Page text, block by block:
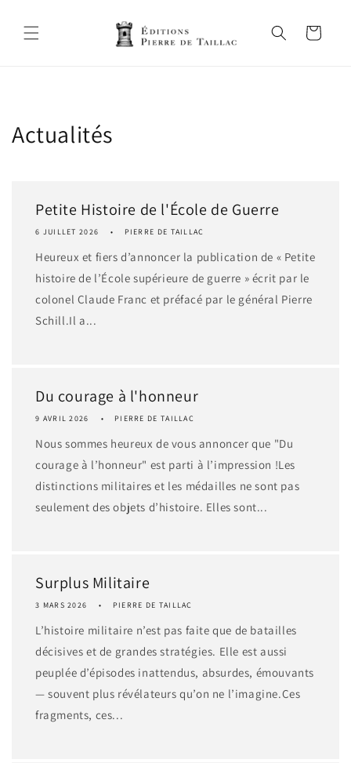
au
Panier
Actualités
Petite Histoire de l'École de Guerre
6 JUILLET 2026 PIERRE DE TAILLAC
Heureux et fiers d’annoncer la publication de « Petite
histoire de l’École supérieure de guerre » écrit par le
colonel Claude Franc et préfacé par le général Pierre
Schill.Il a...
Du courage à l'honneur
9 AVRIL 2026 PIERRE DE TAILLAC
Nous sommes heureux de vous annoncer que "Du
courage à l’honneur" est parti à l’impression !Les
distinctions militaires et les médailles ne sont pas
seulement des objets d’histoire. Elles sont...
Surplus Militaire
3 MARS 2026 PIERRE DE TAILLAC
L’histoire militaire n’est pas faite que de batailles
décisives et de grandes stratégies. Elle est aussi
peuplée d’épisodes inattendus, absurdes, émouvants
— souvent plus révélateurs qu’on ne l’imagine.Ces
fragments, ces...